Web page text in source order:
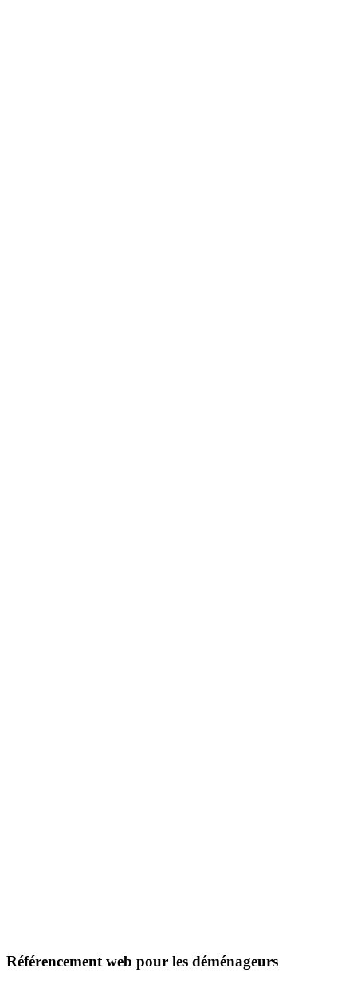
Référencement web pour les déménageurs